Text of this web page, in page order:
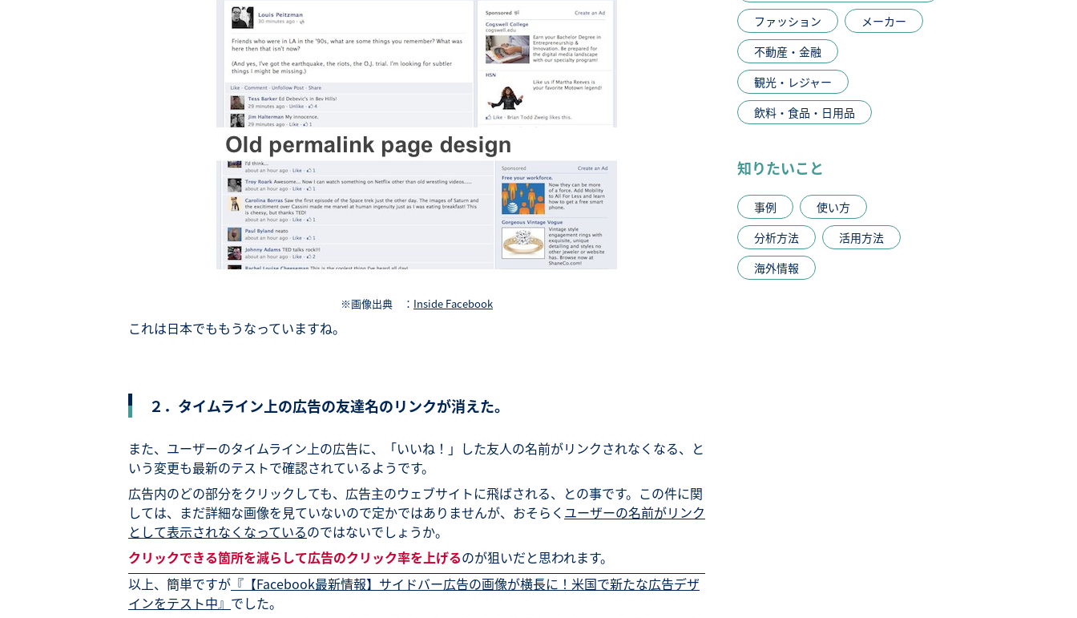
※画像出典 ： Inside Facebook
これは日本でももうなっていますね。
２．タイムライン上の広告の友達名のリンクが消えた。
また、ユーザーのタイムライン上の広告に、「いいね！」した友人の名前がリンクされなくなる、と
いう変更も最新のテストで確認されているようです。
広告内のどの部分をクリックしても、広告主のウェブサイトに飛ばされる、との事です。この件に関
しては、まだ詳細な画像を見ていないので定かではありませんが、おそらく ユーザーの名前がリンク
として表示されなくなっているのではないでしょうか。
クリックできる箇所を減らして広告のクリック率を上げるのが狙いだと思われます。
以上、簡単ですが 『【Facebook最新情報】サイドバー広告の画像が横長に！米国で新たな広告デザ
インをテスト中』 でした。
ファッション
メーカー
不動産・金融
観光・レジャー
飲料・食品・日用品
知りたいこと
事例
使い方
分析方法
活用方法
海外情報